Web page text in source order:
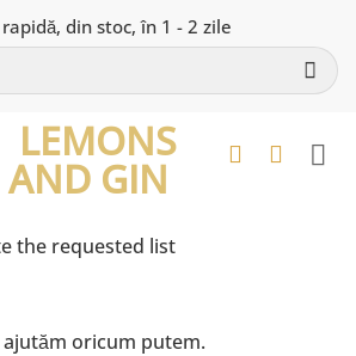
din stoc, în 1 - 2 zile
the requested list
oricum putem.